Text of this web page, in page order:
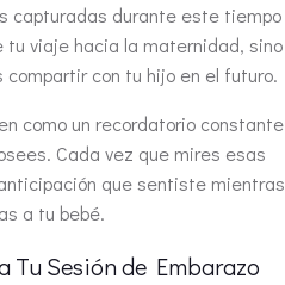
capturadas durante este tiempo
tu viaje hacia la maternidad, sino
con tu hijo en el futuro.
como un recordatorio constante
Cada vez que mires esas
que sentiste mientras
a tu bebé.
Tu Sesión de Embarazo